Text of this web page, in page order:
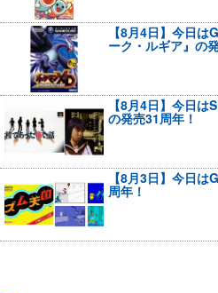
【8月4日】今日
ーク・ルギア』の
【8月4日】今日は
の発売31周年！
【8月3日】今日
周年！